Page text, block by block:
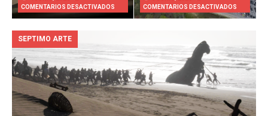
4 JUNIO, 2026
COMENTARIOS DESACTIVADOS
3 JUNIO, 2026
COMENTARIOS DESACTIVADOS
SEPTIMO ARTE